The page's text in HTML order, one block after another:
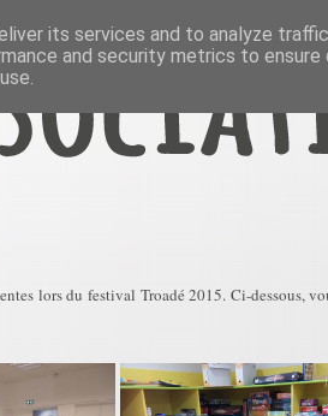
lors du festival Troadé 2015. Ci-dessous,
its services and to analyze
and security metrics to